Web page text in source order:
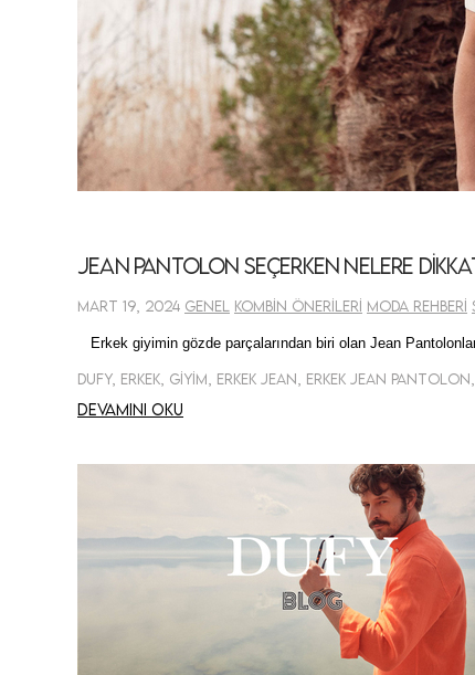
Jean Pantolon Seçerken Nelere
Mart 19, 2024 Genel Kombin Önerileri Moda Rehberi
Erkek giyimin gözde parçalarından biri olan Jean
Dufy, Erkek, Giyim, Erkek Jean, Erkek Jean
Devamını oku